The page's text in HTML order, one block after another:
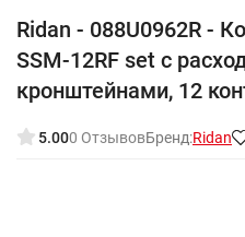
Ridan - 088U0962R -
SSM-12RF set с
кронштейнами, 12
5.000 ОтзывовБренд:Ridan